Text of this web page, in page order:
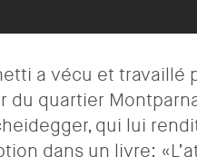
a vécu et travaillé
du quartier
qui lui
dans un livre: